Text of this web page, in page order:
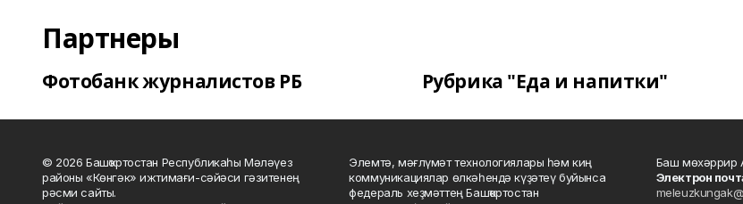
Партнеры
Фотобанк журналистов РБ Рубрика "Еда и напитки"
© 2026 Башҡортостан Республикаһы Мәләүез
районы «Көнгәк» ижтимағи-сәйәси гәзитенең
рәсми сайты.
Элемтә, мәғлүмәт технологиялары һәм киң
коммуникациялар өлкәһендә күҙәтеү буйынса
федераль хеҙмәттең Башҡортостан
Баш мөхәррир
Электрон